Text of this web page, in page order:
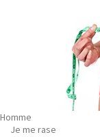
Homme
Je me rase